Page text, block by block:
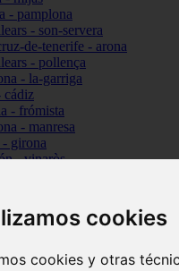
cookies
cookies y otras
- pamplona
- son-servera
de-tenerife - arona
- pollença
- la-garriga
cádiz
- frómista
- manresa
girona
- vinaròs
- nerja
- blanes
- marbella